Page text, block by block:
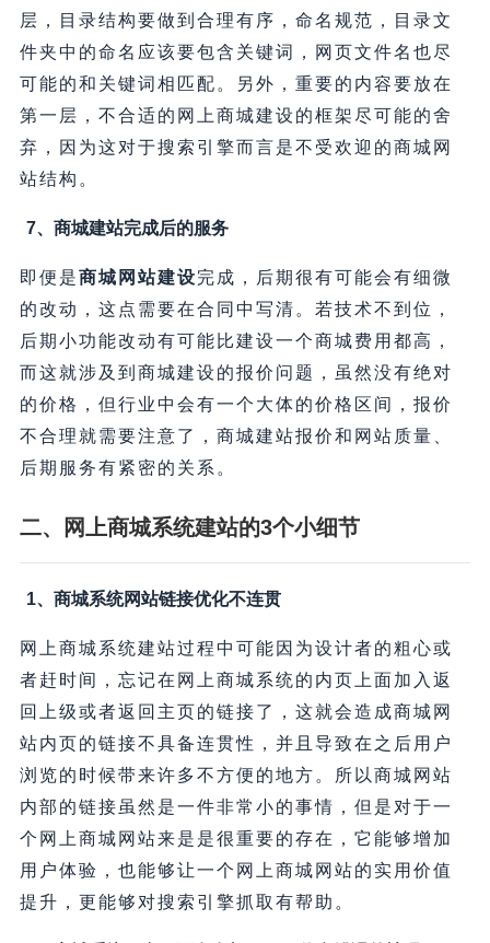
层，目录结构要做到合理有序，命名规范，目录文
件夹中的命名应该要包含关键词，网页文件名也尽
可能的和关键词相匹配。另外，重要的内容要放在
第一层，不合适的网上商城建设的框架尽可能的舍
弃，因为这对于搜索引擎而言是不受欢迎的商城网
站结构。
7、商城建站完成后的服务
即便是商城网站建设完成，后期很有可能会有细微
的改动，这点需要在合同中写清。若技术不到位，
后期小功能改动有可能比建设一个商城费用都高，
而这就涉及到商城建设的报价问题，虽然没有绝对
的价格，但行业中会有一个大体的价格区间，报价
不合理就需要注意了，商城建站报价和网站质量、
后期服务有紧密的关系。
二、网上商城系统建站的3个小细节
1、商城系统网站链接优化不连贯
网上商城系统建站过程中可能因为设计者的粗心或
者赶时间，忘记在网上商城系统的内页上面加入返
回上级或者返回主页的链接了，这就会造成商城网
站内页的链接不具备连贯性，并且导致在之后用户
浏览的时候带来许多不方便的地方。所以商城网站
内部的链接虽然是一件非常小的事情，但是对于一
个网上商城网站来是是很重要的存在，它能够增加
用户体验，也能够让一个网上商城网站的实用价值
提升，更能够对搜索引擎抓取有帮助。